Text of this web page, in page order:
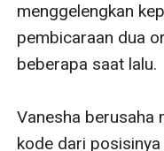
menggelengkan
pembicaraan dua
beberapa saat lalu.
Vanesha berusaha
kode dari